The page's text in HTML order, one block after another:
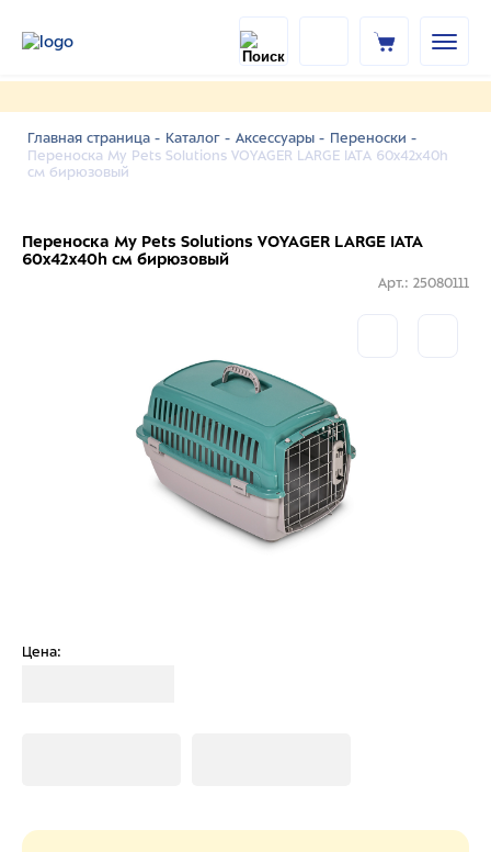
Главная страница - Каталог - Аксессуары - Переноски -
Переноска My Pets Solutions VOYAGER LARGE IATA 60x42x40h
см бирюзовый
Переноска My Pets Solutions VOYAGER LARGE IATA
60x42x40h см бирюзовый
Арт.: 25080111
Цена: